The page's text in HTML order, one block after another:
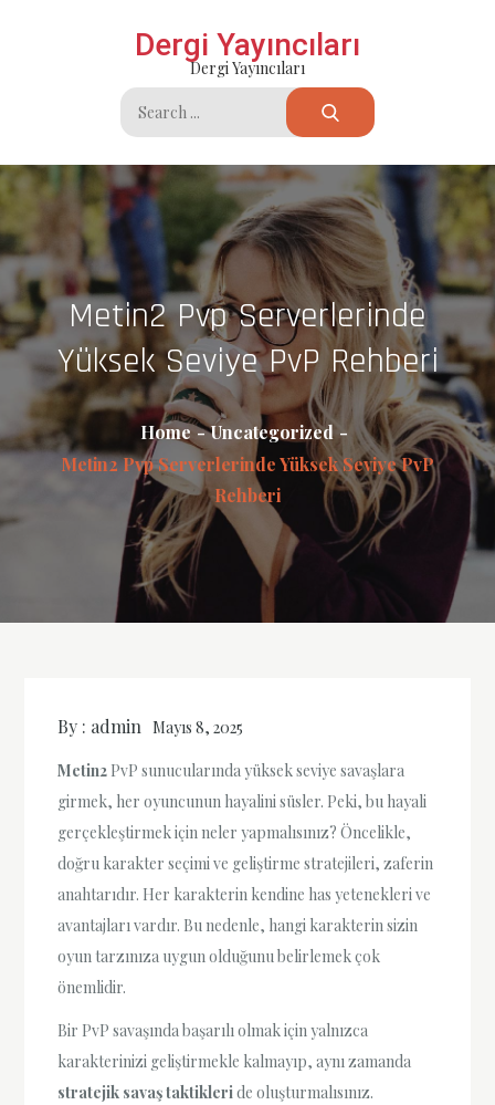
Dergi Yayıncıları
Dergi Yayıncıları
Search
for:
Metin2 Pvp Serverlerinde
Yüksek Seviye PvP Rehberi
Home
Uncategorized
Metin2 Pvp Serverlerinde Yüksek Seviye PvP
Rehberi
By : admin Mayıs 8, 2025
Metin2 PvP sunucularında yüksek seviye savaşlara
girmek, her oyuncunun hayalini süsler. Peki, bu hayali
gerçekleştirmek için neler yapmalısınız? Öncelikle,
doğru karakter seçimi ve geliştirme stratejileri, zaferin
anahtarıdır. Her karakterin kendine has yetenekleri ve
avantajları vardır. Bu nedenle, hangi karakterin sizin
oyun tarzınıza uygun olduğunu belirlemek çok
önemlidir.
Bir PvP savaşında başarılı olmak için yalnızca
karakterinizi geliştirmekle kalmayıp, aynı zamanda
stratejik savaş taktikleride oluşturmalısınız.